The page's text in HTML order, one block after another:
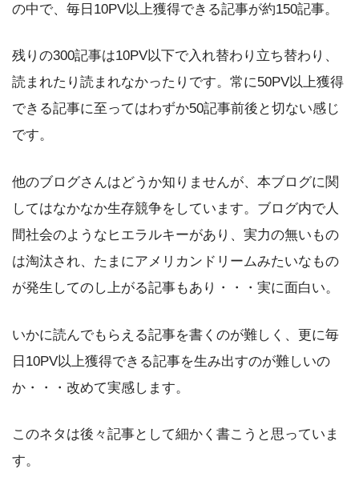
の中で、毎日10PV以上獲得できる記事が約150記事。
残りの300記事は10PV以下で入れ替わり立ち替わり、
読まれたり読まれなかったりです。常に50PV以上獲得
できる記事に至ってはわずか50記事前後と切ない感じ
です。
他のブログさんはどうか知りませんが、本ブログに関
してはなかなか生存競争をしています。ブログ内で人
間社会のようなヒエラルキーがあり、実力の無いもの
は淘汰され、たまにアメリカンドリームみたいなもの
が発生してのし上がる記事もあり・・・実に面白い。
いかに読んでもらえる記事を書くのが難しく、更に毎
日10PV以上獲得できる記事を生み出すのが難しいの
か・・・改めて実感します。
このネタは後々記事として細かく書こうと思っていま
す。